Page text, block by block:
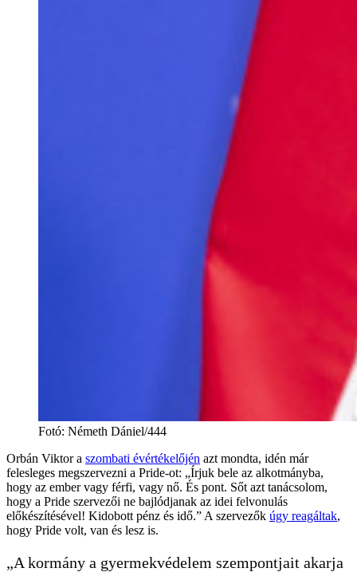
Fotó: Németh Dániel/444
Orbán Viktor a szombati évértékelőjén azt mondta, idén már
felesleges megszervezni a Pride-ot: „Írjuk bele az alkotmányba,
hogy az ember vagy férfi, vagy nő. És pont. Sőt azt tanácsolom,
hogy a Pride szervezői ne bajlódjanak az idei felvonulás
előkészítésével! Kidobott pénz és idő.” A szervezők úgy reagáltak,
hogy Pride volt, van és lesz is.
„A kormány a gyermekvédelem szempontjait akarja